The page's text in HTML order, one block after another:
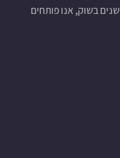
דלתות רויאל קיימת כבר למעלה מ-10 שנים בשוק, אנו פותחים